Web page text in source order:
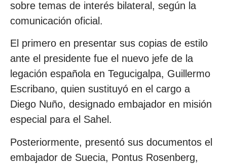
sobre temas de interés bilateral, según la
comunicación oficial.
El primero en presentar sus copias de estilo
ante el presidente fue el nuevo jefe de la
legación española en Tegucigalpa, Guillermo
Escribano, quien sustituyó en el cargo a
Diego Nuño, designado embajador en misión
especial para el Sahel.
Posteriormente, presentó sus documentos el
embajador de Suecia, Pontus Rosenberg,